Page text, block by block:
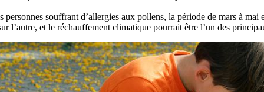
personnes souffrant d’allergies aux pollens, la période de mars à
l’autre, et le réchauffement climatique pourrait être l’un des